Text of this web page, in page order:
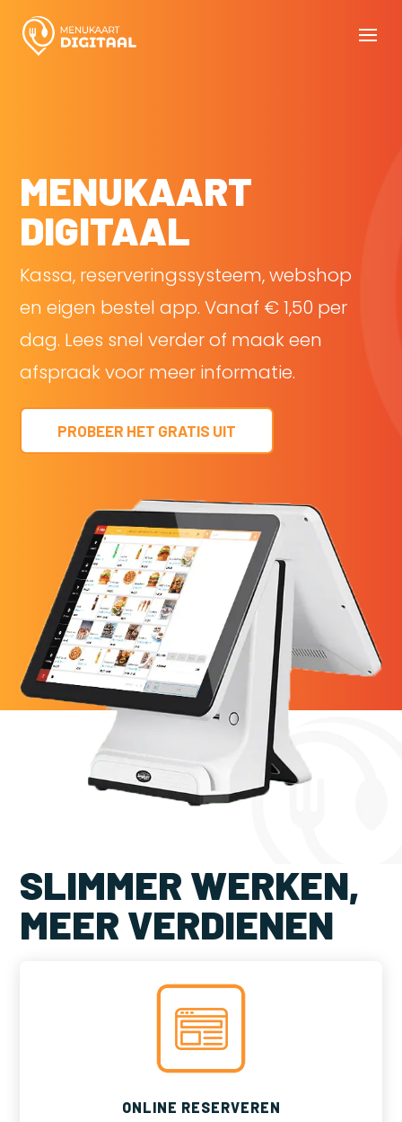
MENUKAART
DIGITAAL
Kassa, reserveringssysteem, webshop
en eigen bestel app. Vanaf € 1,50 per
dag. Lees snel verder of maak een
afspraak voor meer informatie.
PROBEER HET GRATIS UIT
SLIMMER WERKEN,
MEER VERDIENEN
ONLINE RESERVEREN